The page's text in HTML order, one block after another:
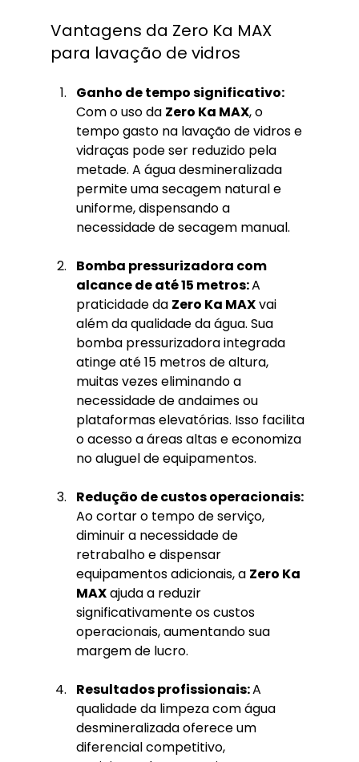
Vantagens da Zero Ka MAX
para lavação de vidros
Ganho de tempo significativo:
Com o uso da Zero Ka MAX, o
tempo gasto na lavação de vidros e
vidraças pode ser reduzido pela
metade. A água desmineralizada
permite uma secagem natural e
uniforme, dispensando a
necessidade de secagem manual.
Bomba pressurizadora com
alcance de até 15 metros: A
praticidade da Zero Ka MAX vai
além da qualidade da água. Sua
bomba pressurizadora integrada
atinge até 15 metros de altura,
muitas vezes eliminando a
necessidade de andaimes ou
plataformas elevatórias. Isso facilita
o acesso a áreas altas e economiza
no aluguel de equipamentos.
Redução de custos operacionais:
Ao cortar o tempo de serviço,
diminuir a necessidade de
retrabalho e dispensar
equipamentos adicionais, a Zero Ka
MAX ajuda a reduzir
significativamente os custos
operacionais, aumentando sua
margem de lucro.
Resultados profissionais: A
qualidade da limpeza com água
desmineralizada oferece um
diferencial competitivo,